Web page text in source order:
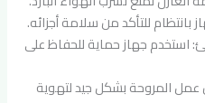
بانتظام للتأكد من سلامة أجزائه.
استخدم جهاز حماية للحفاظ على
عمل المروحة بشكل جيد لتهوية